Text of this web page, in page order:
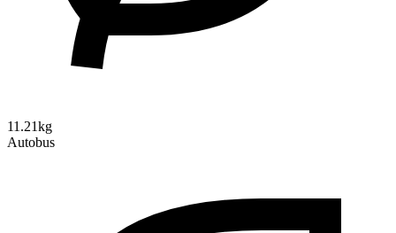
11.21kg
Autobus